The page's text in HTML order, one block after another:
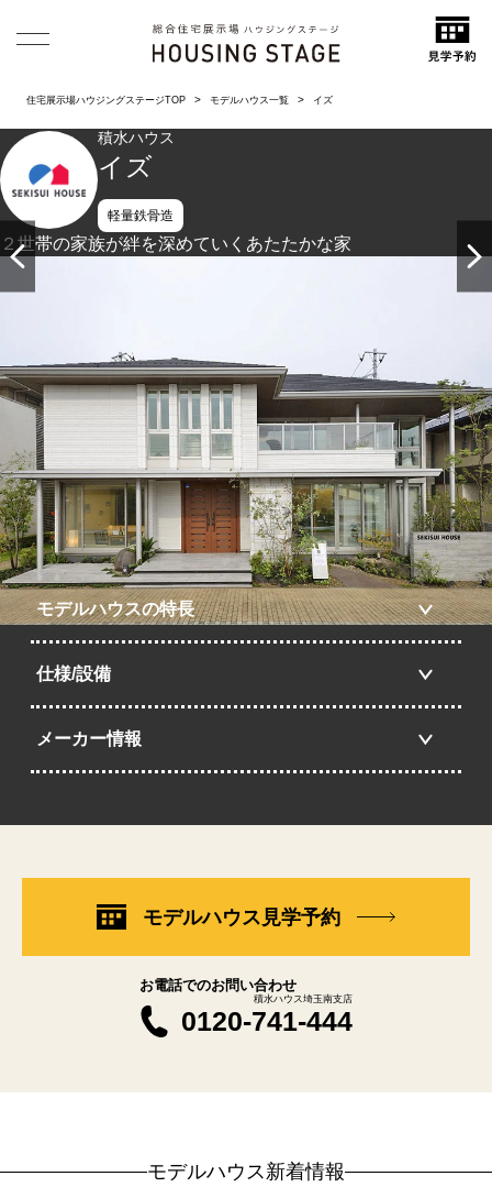
住宅展示場ハウジングステージTOP モデルハウス一覧 イズ
積水ハウス
イズ
軽量鉄骨造
２世帯の家族が絆を深めていくあたたかな家
モデルハウスの特長
仕様/設備
メーカー情報
モデルハウス見学予約
お電話でのお問い合わせ
0120-741-444
積水ハウス埼玉南支店
モデルハウス新着情報